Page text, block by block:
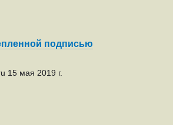
подписью
15 мая 2019 г.